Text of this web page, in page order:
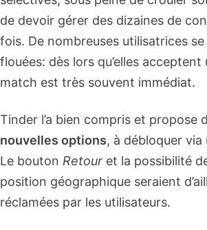
de devoir gérer des dizaines de
fois. De nombreuses utilisatrices se
flouées: dès lors qu’elles
match est très souvent immédiat.
Tinder l’a bien compris et propose
nouvelles options, à débloquer
Le bouton Retour et la possibilité
position géographique seraient
réclamées par les utilisateurs.